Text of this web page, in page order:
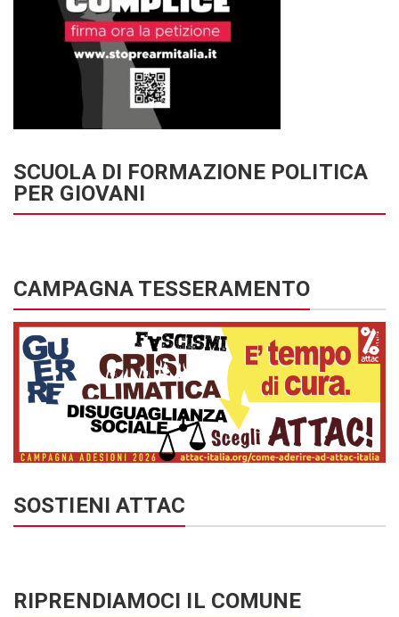
SCUOLA DI FORMAZIONE POLITICA
PER GIOVANI
CAMPAGNA TESSERAMENTO
SOSTIENI ATTAC
RIPRENDIAMOCI IL COMUNE